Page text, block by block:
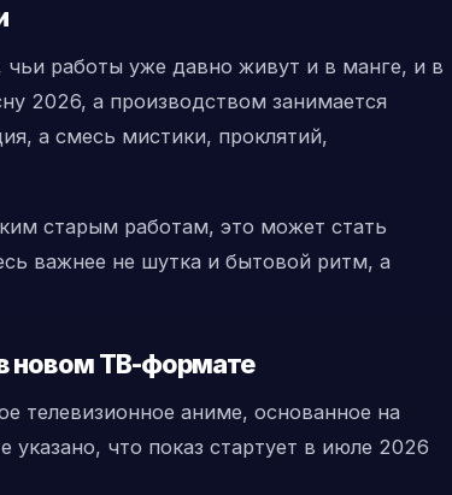
работы уже давно живут и в манге, и в
2026, а производством занимается
а смесь мистики, проклятий,
старым работам, это может стать
важнее не шутка и бытовой ритм, а
новом ТВ-формате
телевизионное аниме, основанное на
что показ стартует в июле 2026